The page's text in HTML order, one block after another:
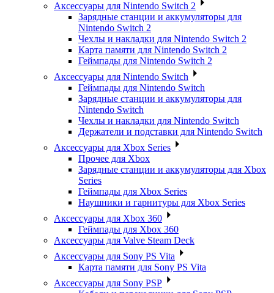
Аксессуары для Nintendo Switch 2
Зарядные станции и аккумуляторы для
Nintendo Switch 2
Чехлы и накладки для Nintendo Switch 2
Карта памяти для Nintendo Switch 2
Геймпады для Nintendo Switch 2
Аксессуары для Nintendo Switch
Геймпады для Nintendo Switch
Зарядные станции и аккумуляторы для
Nintendo Switch
Чехлы и накладки для Nintendo Switch
Держатели и подставки для Nintendo Switch
Аксессуары для Xbox Series
Прочее для Xbox
Зарядные станции и аккумуляторы для Xbox
Series
Геймпады для Xbox Series
Наушники и гарнитуры для Xbox Series
Аксессуары для Xbox 360
Геймпады для Xbox 360
Аксессуары для Valve Steam Deck
Аксессуары для Sony PS Vita
Карта памяти для Sony PS Vita
Аксессуары для Sony PSP